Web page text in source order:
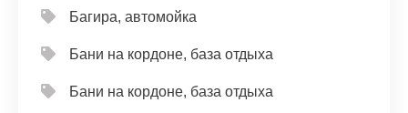
Багира, автомойка
Бани на кордоне, база отдыха
Бани на кордоне, база отдыха